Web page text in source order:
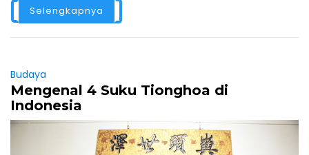
Selengkapnya
Budaya
Mengenal 4 Suku Tionghoa di
Indonesia